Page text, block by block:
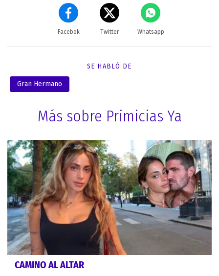
Facebok Twitter Whatsapp
SE HABLÓ DE
Gran Hermano
Más sobre Primicias Ya
CAMINO AL ALTAR